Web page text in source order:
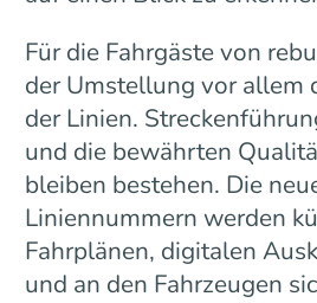
Für die Fahrgäste von
der Umstellung vor allem
der Linien.
und die bewährten
bleiben bestehen. Die
Liniennummern werden
Fahrplänen, digitalen
und an den Fahrzeugen